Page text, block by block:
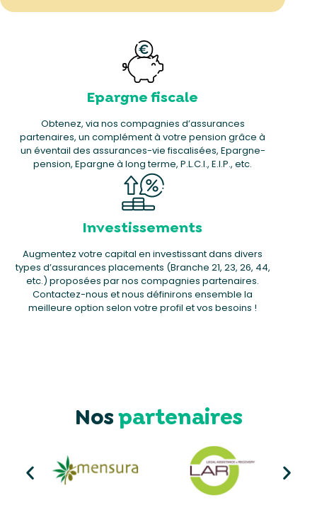
Epargne fiscale
Obtenez, via nos compagnies d’assurances
partenaires, un complément à votre pension grâce à
un éventail des assurances-vie fiscalisées, Epargne-
pension, Epargne à long terme, P.L.C.I., E.I.P., etc.
Investissements
Augmentez votre capital en investissant dans divers
types d’assurances placements (Branche 21, 23, 26, 44,
etc.) proposées par nos compagnies partenaires.
Contactez-nous et nous définirons ensemble la
meilleure option selon votre profil et vos besoins !
Nospartenaires